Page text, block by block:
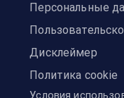
Персональные
Дисклеймер
Политика cookie
Условия